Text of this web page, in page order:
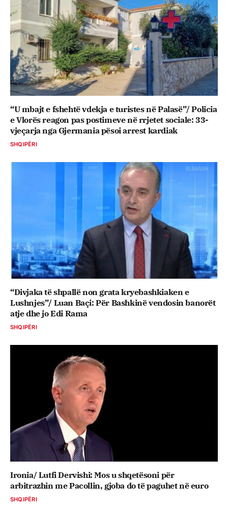
“U mbajt e fshehtë vdekja e turistes në Palasë”/ Policia
e Vlorës reagon pas postimeve në rrjetet sociale: 33-
vjeçarja nga Gjermania pësoi arrest kardiak
SHQIPËRI
“Divjaka të shpallë non grata kryebashkiaken e
Lushnjes”/ Luan Baçi: Për Bashkinë vendosin banorët
atje dhe jo Edi Rama
SHQIPËRI
Ironia/ Lutfi Dervishi: Mos u shqetësoni për
arbitrazhin me Pacollin, gjoba do të paguhet në euro
SHQIPËRI